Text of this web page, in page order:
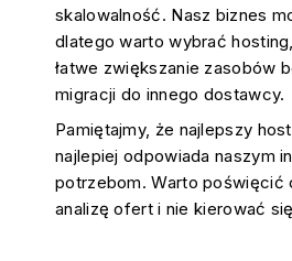
skalowalność. Nasz biznes
dlatego warto wybrać
łatwe zwiększanie zasobów
migracji do innego dostawcy.
Pamiętajmy, że najlepszy
najlepiej odpowiada naszym
potrzebom. Warto poświęcić
analizę ofert i nie kierować